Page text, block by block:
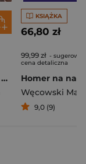
Pierogi z kimchi. Moje ulubione azjatyckie przepisy
KSIĄŻKA
66,80 zł
99,99 zł -
cena detaliczna
Węcowski
9,0 (9)